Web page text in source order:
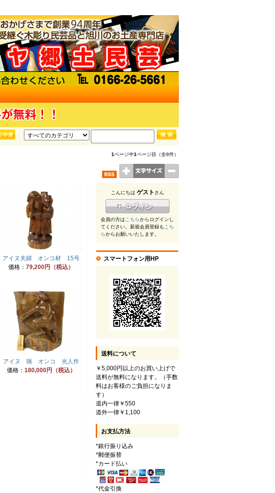
1ページ中1ページ目（全8件）
アイヌ夫婦 オンコ材 15号
価格： 79,200円（税込）
アイヌ 猟 オンコ 光人作
価格： 180,000円（税込）
こんにちは ゲスト さん
会員の方はこちらからログインし
てください。新規会員登録もこち
らからお願いいたします。
スマートフォン用HP
送料について
￥5,000円以上のお買い上げで
送料が無料になります。（手数
料はお客様のご負担になりま
す）
道内一律￥550
道外一律￥1,100
お支払方法
*銀行振り込み
*郵便振替
*カード払い
*代金引換